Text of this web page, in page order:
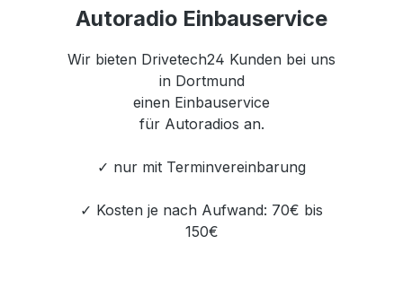
Autoradio Einbauservice
Wir bieten Drivetech24 Kunden bei uns
in Dortmund
einen Einbauservice
für Autoradios an.
✓ nur mit Terminvereinbarung
✓ Kosten je nach Aufwand: 70€ bis
150€